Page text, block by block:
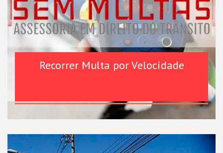
Recorrer Multa por Velocidade